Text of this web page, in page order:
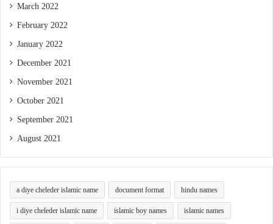
March 2022
February 2022
January 2022
December 2021
November 2021
October 2021
September 2021
August 2021
a diye cheleder islamic name document format hindu names
i diye cheleder islamic name islamic boy names islamic names